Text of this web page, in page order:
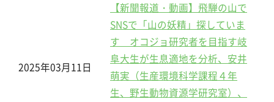
2025年03月11日
【新聞報道・動画】飛騨の山で
SNSで「山の妖精」探していま
す オコジョ研究者を目指す岐
阜大生が生息適地を分析、安井
萌実（生産環境科学課程４年
生、野生動物資源学研究室）、